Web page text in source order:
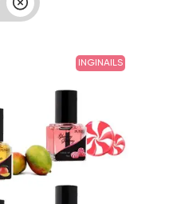
INGINAILS